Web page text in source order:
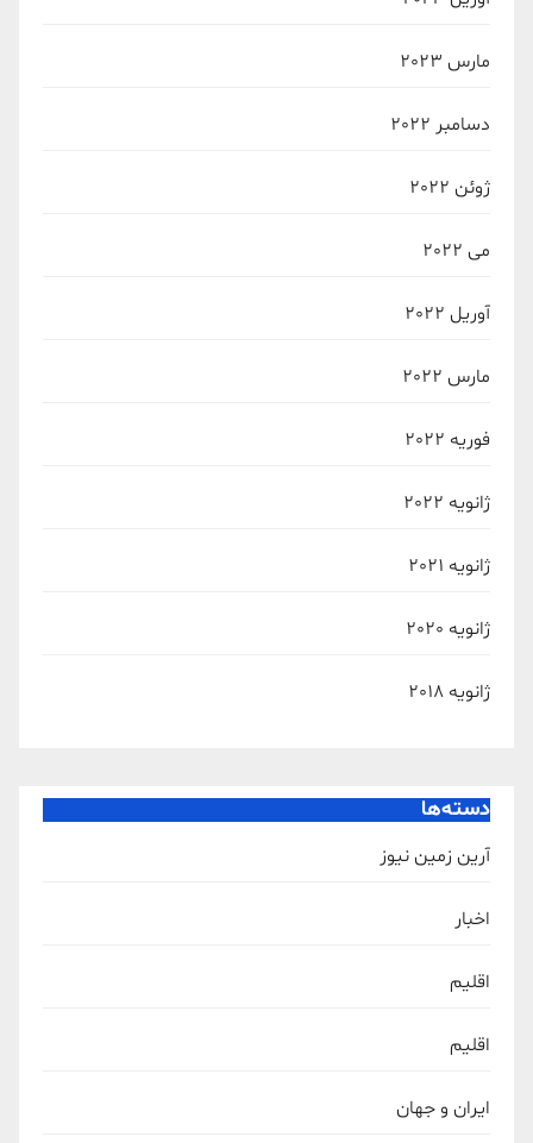
مارس 2023
دسامبر 2022
ژوئن 2022
می 2022
آوریل 2022
مارس 2022
فوریه 2022
ژانویه 2022
ژانویه 2021
ژانویه 2020
ژانویه 2018
دسته‌ها
آرین زمین نیوز
اخبار
اقلیم
اقلیم
ایران و جهان